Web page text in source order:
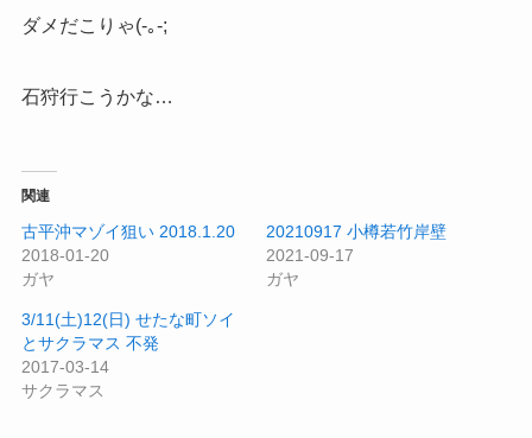
ダメだこりゃ(-｡-;
石狩行こうかな…
関連
古平沖マゾイ狙い 2018.1.20
2018-01-20
ガヤ
20210917 小樽若竹岸壁
2021-09-17
ガヤ
3/11(土)12(日) せたな町ソイ
とサクラマス 不発
2017-03-14
サクラマス